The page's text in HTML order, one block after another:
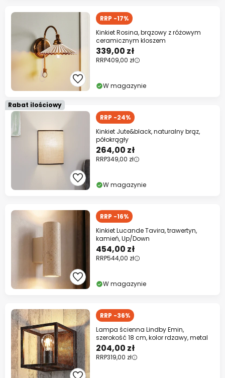
RRP -17%
Kinkiet Rosina, brązowy z różowym
ceramicznym kloszem
339,00 zł
RRP409,00 zł
W magazynie
Rabat ilościowy
RRP -24%
Kinkiet Jute&black, naturalny brąz,
półokrągły
264,00 zł
RRP349,00 zł
W magazynie
RRP -16%
Kinkiet Lucande Tavira, trawertyn,
kamień, Up/Down
454,00 zł
RRP544,00 zł
W magazynie
RRP -36%
Lampa ścienna Lindby Emin,
szerokość 18 cm, kolor rdzawy, metal
204,00 zł
RRP319,00 zł